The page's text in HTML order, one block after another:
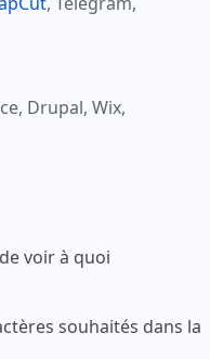
Drupal, Wix,
voir à quoi
souhaités dans la